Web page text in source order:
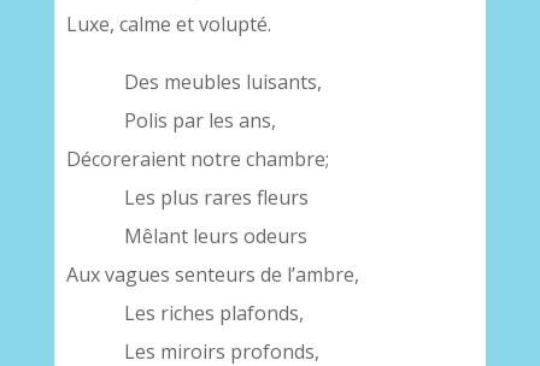
Luxe, calme et volupté.
Des meubles luisants,
Polis par les ans,
Décoreraient notre chambre;
Les plus rares fleurs
Mêlant leurs odeurs
Aux vagues senteurs de l’ambre,
Les riches plafonds,
Les miroirs profonds,